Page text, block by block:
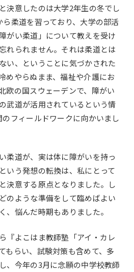
決意したのは大学2年生の冬でし
柔道を習っており、大学の部活
がい柔道」について教えを受け
れられません。それは柔道とは
い、ということに気づかされた
めやらぬまま、福祉や介護にお
欧の国スウェーデンで、障がい
武道が活用されているという情
フィールドワークに向かいまし
柔道が、実は体に障がいを持っ
いう発想の転換は、私にとって
決意する原点となりました。し
のような準備をして臨めばよい
、悩んだ時期もありました。
『よこはま教師塾「アイ・カレ
もらい、試験対策も含めて、多
、今年の3月に念願の中学校教師